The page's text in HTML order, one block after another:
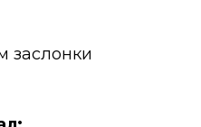
заслонки